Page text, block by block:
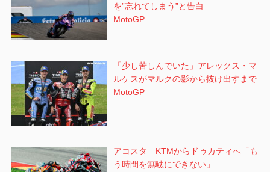
を”忘れてしまう”と告白
MotoGP
「少し苦しんでいた」アレックス・マ
ルケスがマルクの影から抜け出すまで
MotoGP
アコスタ KTMからドゥカティへ「も
う時間を無駄にできない」